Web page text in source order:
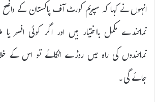
انہوں نے کہا کہ سپریم کورٹ آف پاکستان کے واضح
نمائندے مکمل بااختیار ہیں اور اگر کوئی افسر
نمائندوں کی راہ میں روڑے اٹکائے تو اس کے
جائے گی۔